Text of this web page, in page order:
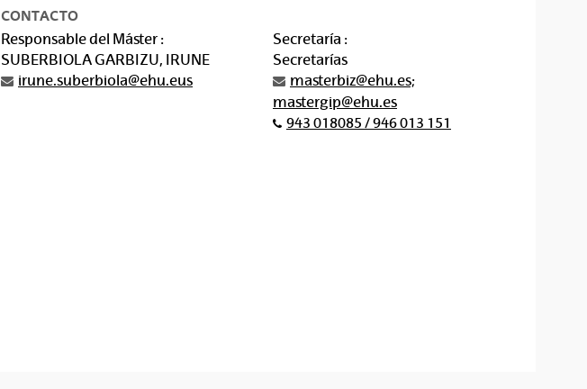
CONTACTO
Responsable del Máster :
SUBERBIOLA GARBIZU, IRUNE
irune.suberbiola@ehu.eus
Secretaría :
Secretarías
masterbiz@ehu.es;
mastergip@ehu.es
943 018085 / 946 013 151